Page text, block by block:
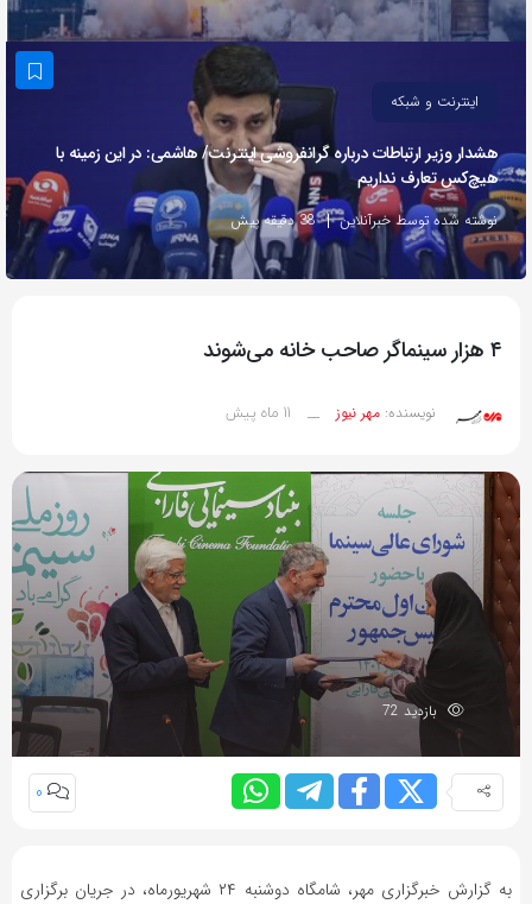
به
اشتراک
کپی
لینک
اینترنت و شبکه
هشدار وزیر ارتباطات درباره گرانفروشی اینترنت/ هاشمی: در این زمینه با
هیچ‌کس تعارف نداریم
نوشته شده توسط خبرآنلاین 38 دقیقه پیش
۴ هزار سینماگر صاحب خانه می‌شوند
نویسنده: مهر نیوز __ 11 ماه پیش
بازدید 72
0
به گزارش خبرگزاری مهر، شامگاه دوشنبه ۲۴ شهریورماه، در جریان برگزاری